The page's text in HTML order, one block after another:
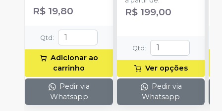
ponteiras para
R$ 19,80
Qtd:
Adicionar ao
carrinho
Pedir via
Whatsapp
R$ 199,00
Qtd:
Ver opções
Pedir via
Whatsapp